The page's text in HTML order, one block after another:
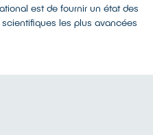
est de fournir un état des
les plus avancées